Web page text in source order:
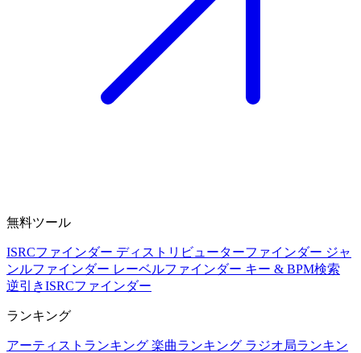
無料ツール
ISRCファインダー ディストリビューターファインダー ジャ
ンルファインダー レーベルファインダー キー & BPM検索
逆引きISRCファインダー
ランキング
アーティストランキング 楽曲ランキング ラジオ局ランキン